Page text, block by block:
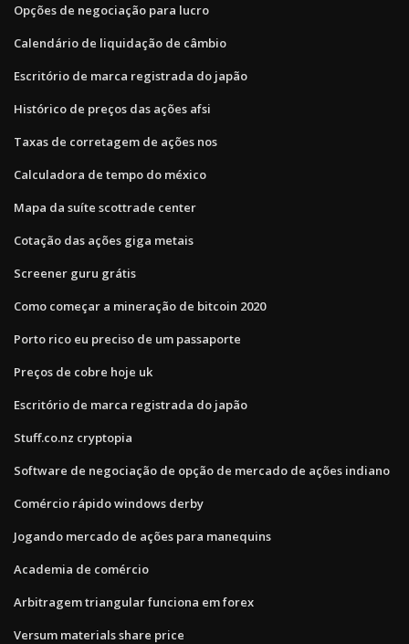
Opções de negociação para lucro
Calendário de liquidação de câmbio
Escritório de marca registrada do japão
Histórico de preços das ações afsi
Taxas de corretagem de ações nos
Calculadora de tempo do méxico
Mapa da suíte scottrade center
Cotação das ações giga metais
Screener guru grátis
Como começar a mineração de bitcoin 2020
Porto rico eu preciso de um passaporte
Preços de cobre hoje uk
Escritório de marca registrada do japão
Stuff.co.nz cryptopia
Software de negociação de opção de mercado de ações indiano
Comércio rápido windows derby
Jogando mercado de ações para manequins
Academia de comércio
Arbitragem triangular funciona em forex
Versum materials share price